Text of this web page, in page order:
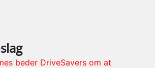
beder DriveSavers om at